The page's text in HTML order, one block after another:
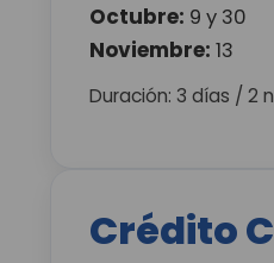
Octubre: 9 y 30
Noviembre: 13
Duración: 3 días / 2
Crédito